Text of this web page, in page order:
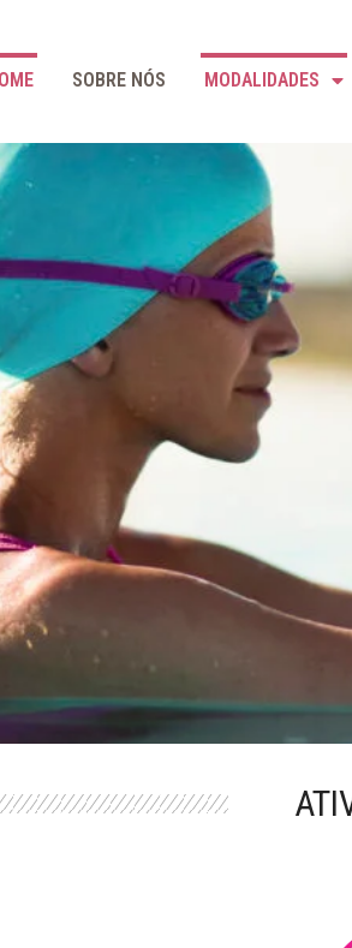
SOBRE NÓS MODALIDADES